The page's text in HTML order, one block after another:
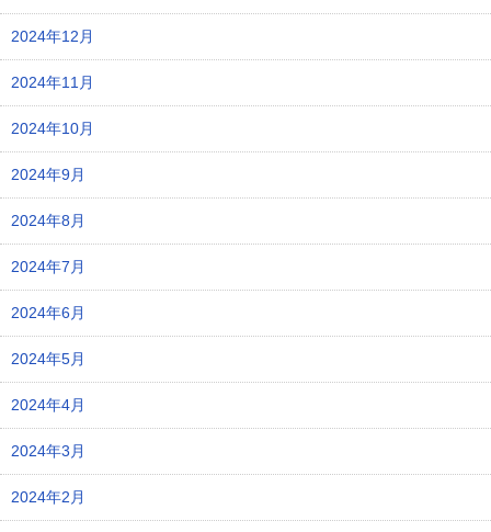
2024年12月
2024年11月
2024年10月
2024年9月
2024年8月
2024年7月
2024年6月
2024年5月
2024年4月
2024年3月
2024年2月